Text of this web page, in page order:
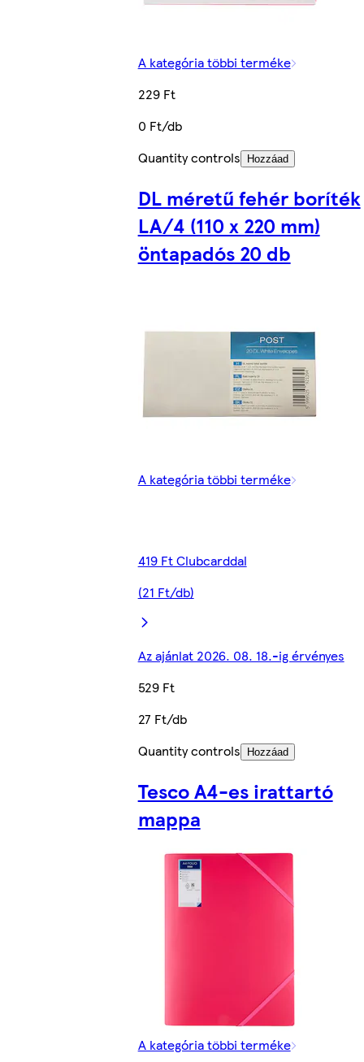
A kategória többi terméke
229 Ft
0 Ft/db
Quantity controls
Hozzáad
DL méretű fehér boríték
LA/4 (110 x 220 mm)
öntapadós 20 db
A kategória többi terméke
419 Ft Clubcarddal
(21 Ft/db)
Az ajánlat 2026. 08. 18.-ig érvényes
529 Ft
27 Ft/db
Quantity controls
Hozzáad
Tesco A4-es irattartó
mappa
A kategória többi terméke